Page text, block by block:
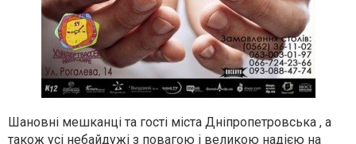
Шановні мешканці та гості міста Дніпропетровська , а
також усі небайдужі з повагою і великою надією на